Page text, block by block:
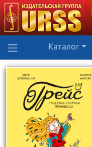
Каталог